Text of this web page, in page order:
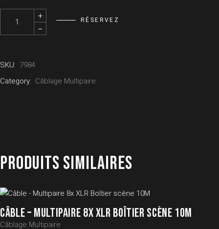
Câble - Multipaire XLR 8F/4M Boîtier scène 15M quantity
RÉSERVEZ
SKU: 7984
Category: Câblage Multipaire
PRODUITS SIMILAIRES
CÂBLE – MULTIPAIRE 8X XLR BOÎTIER SCÈNE 10M
Câblage Multipaire